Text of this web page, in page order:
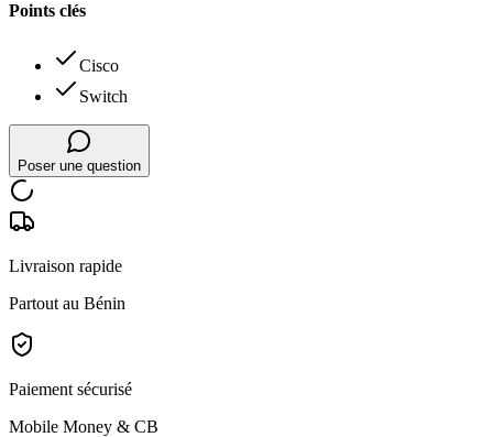
Points clés
Cisco
Switch
Poser une question
Livraison rapide
Partout au Bénin
Paiement sécurisé
Mobile Money & CB